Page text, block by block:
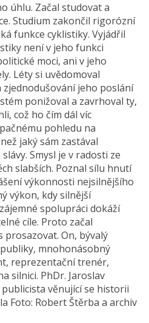
úhlu. Začal studovat a
Studium zakončil rigorózní
funkce cyklistiky. Vyjádřil
není v jeho funkci
moci, ani v jeho
Léty si uvědomoval
jeho poslání
ponižoval a zavrhoval ty,
což ho čím dál víc
pohledu na
jaký sám zastával
Smysl je v radosti ze
slabších. Poznal sílu hnutí
výkonnosti nejsilnějšího
výkon, kdy silnější
spolupráci dokáží
cíle. Proto začal
prosazovat. On, bývalý
mnohonásobný
reprezentační trenér,
silnici. PhDr. Jaroslav
věnující se historii
Foto: Robert Štěrba a archiv